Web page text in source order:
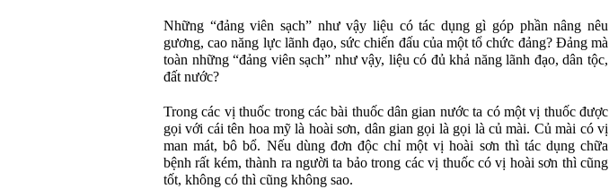
Những “đảng viên sạch” như vậy liệu có tác dụng gì góp phần nâng nêu
gương, cao năng lực lãnh đạo, sức chiến đấu của một tổ chức đảng? Đảng mà
toàn những “đảng viên sạch” như vậy, liệu có đủ khả năng lãnh đạo, dân tộc,
đất nước?
Trong các vị thuốc trong các bài thuốc dân gian nước ta có một vị thuốc được
gọi với cái tên hoa mỹ là hoài sơn, dân gian gọi là gọi là củ mài. Củ mài có vị
man mát, bô bổ. Nếu dùng đơn độc chỉ một vị hoài sơn thì tác dụng chữa
bệnh rất kém, thành ra người ta bảo trong các vị thuốc có vị hoài sơn thì cũng
tốt, không có thì cũng không sao.